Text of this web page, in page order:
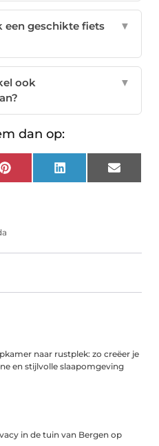
een geschikte fiets
▼
ook
▼
dan op:
Pinterest LinkedIn Email
naar rustplek: zo creëer je
en stijlvolle slaapomgeving
in de tuin van Bergen op